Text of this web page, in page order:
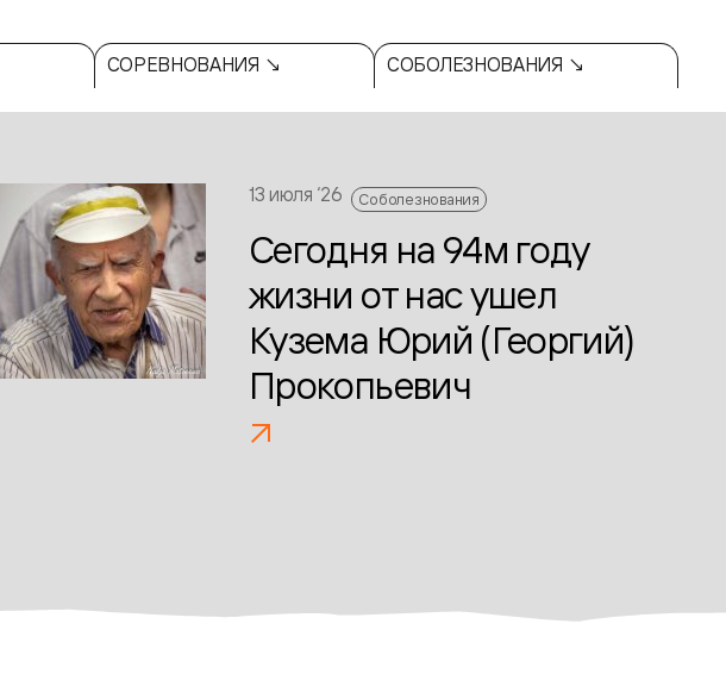
СОРЕВНОВАНИЯ ↘ СОБОЛЕЗНОВАНИЯ ↘
13 июля ‘26 Соболезнования
Сегодня на 94м году
жизни от нас ушел
Кузема Юрий (Георгий)
Прокопьевич